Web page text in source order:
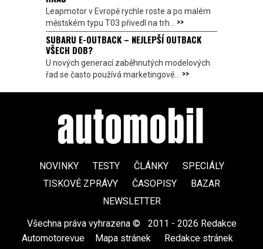
Leapmotor v Evropě rychle roste a po malém
městském typu T03 přivedl na trh... >>
SUBARU E-OUTBACK – NEJLEPŠÍ OUTBACK
VŠECH DOB?
U nových generací zaběhnutých modelových
řad se často používá marketingové... >>
NOVINKY TESTY ČLÁNKY
SPECIÁLY
TISKOVÉ ZPRÁVY
ČASOPISY
BAZAR
NEWSLETTER
Všechna práva vyhrazena ©
2011 - 2026 Redakce
Automotorevue
Mapa stránek Redakce stránek